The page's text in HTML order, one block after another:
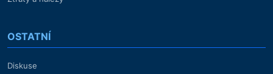
OSTATNÍ
Diskuse